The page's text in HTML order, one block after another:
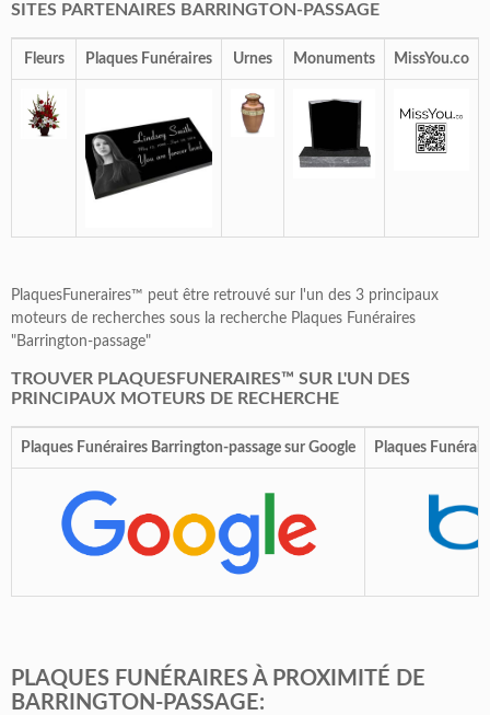
SITES PARTENAIRES BARRINGTON-PASSAGE
Fleurs Plaques Funéraires Urnes Monuments MissYou.co
PlaquesFuneraires™ peut être retrouvé sur l'un des 3 principaux
moteurs de recherches sous la recherche Plaques Funéraires
"Barrington-passage"
TROUVER PLAQUESFUNERAIRES™ SUR L'UN DES
PRINCIPAUX MOTEURS DE RECHERCHE
Plaques Funéraires Barrington-passage sur Google Plaques
PLAQUES FUNÉRAIRES À PROXIMITÉ DE
BARRINGTON-PASSAGE: